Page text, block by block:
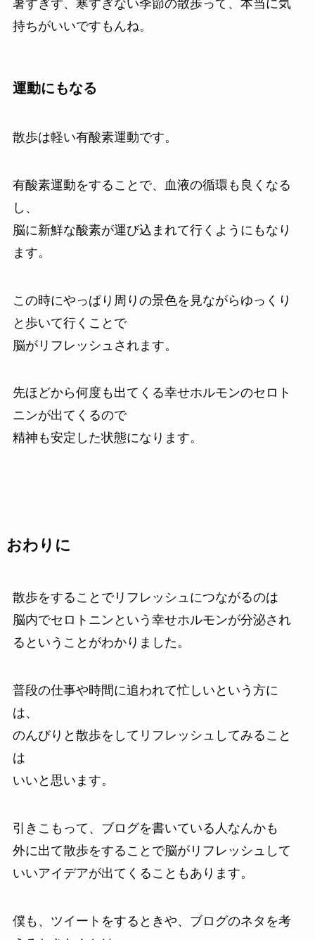
暑すぎず、寒すぎない季節の散歩って、本当に気
持ちがいいですもんね。
運動にもなる
散歩は軽い有酸素運動です。
有酸素運動をすることで、血液の循環も良くなる
し、
脳に新鮮な酸素が運び込まれて行くようにもなり
ます。
この時にやっぱり周りの景色を見ながらゆっくり
と歩いて行くことで
脳がリフレッシュされます。
先ほどから何度も出てくる幸せホルモンのセロト
ニンが出てくるので
精神も安定した状態になります。
おわりに
散歩をすることでリフレッシュにつながるのは
脳内でセロトニンという幸せホルモンが分泌され
るということがわかりました。
普段の仕事や時間に追われて忙しいという方に
は、
のんびりと散歩をしてリフレッシュしてみること
は
いいと思います。
引きこもって、ブログを書いている人なんかも
外に出て散歩をすることで脳がリフレッシュして
いいアイデアが出てくることもあります。
僕も、ツイートをするときや、ブログのネタを考